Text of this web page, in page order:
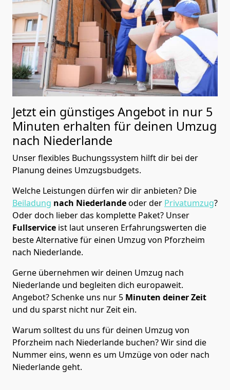
Jetzt ein günstiges Angebot in nur 5
Minuten erhalten für deinen Umzug
nach Niederlande
Unser flexibles Buchungssystem hilft dir bei der
Planung deines Umzugsbudgets.
Welche Leistungen dürfen wir dir anbieten? Die
Beiladung nach Niederlandeoder der Privatumzug?
Oder doch lieber das komplette Paket? Unser
Fullservice ist laut unseren Erfahrungswerten die
beste Alternative für einen Umzug von Pforzheim
nach Niederlande.
Gerne übernehmen wir deinen Umzug nach
Niederlande und begleiten dich europaweit.
Angebot? Schenke uns nur 5 Minuten deiner Zeit
und du sparst nicht nur Zeit ein.
Warum solltest du uns für deinen Umzug von
Pforzheim nach Niederlande buchen? Wir sind die
Nummer eins, wenn es um Umzüge von oder nach
Niederlande geht.